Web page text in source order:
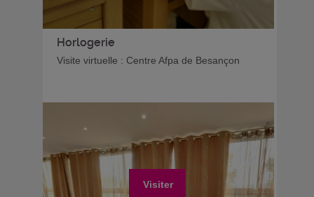
Horlogerie
Visite virtuelle : Centre Afpa de Besançon
Visiter